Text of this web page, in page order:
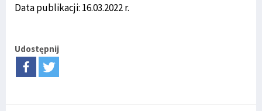
Data publikacji: 16.03.2022 r.
Udostępnij